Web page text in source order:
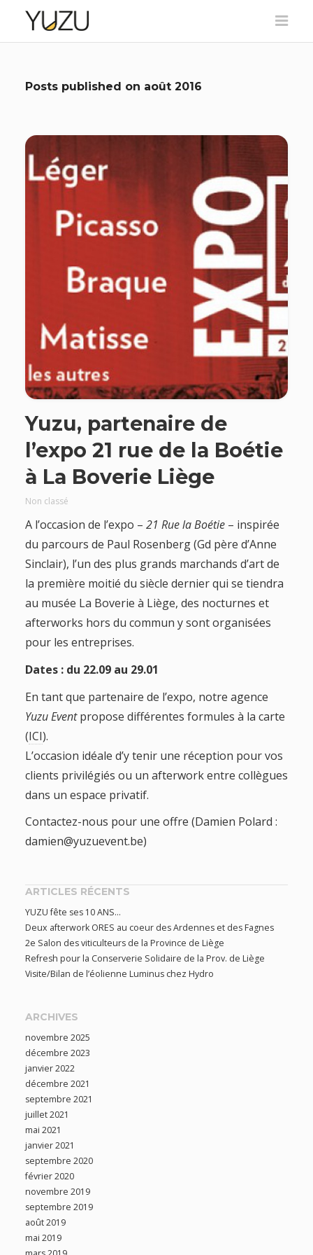
Posts published on août 2016
Yuzu, partenaire de
l’expo 21 rue de la Boétie
à La Boverie Liège
Non classé
A l’occasion de l’expo – 21 Rue la Boétie– inspirée
du parcours de Paul Rosenberg (Gd père d’Anne
Sinclair), l’un des plus grands marchands d’art de
la première moitié du siècle dernier qui se tiendra
au musée La Boverie à Liège, des nocturnes et
afterworks hors du commun y sont organisées
pour les entreprises.
Dates : du 22.09 au 29.01
En tant que partenaire de l’expo, notre agence
Yuzu Eventpropose différentes formules à la carte
(ICI).
L’occasion idéale d’y tenir une réception pour vos
clients privilégiés ou un afterwork entre collègues
dans un espace privatif.
Contactez-nous pour une offre (Damien Polard :
damien@yuzuevent.be)
ARTICLES RÉCENTS
YUZU fête ses 10 ANS…
Deux afterwork ORES au coeur des Ardennes et des Fagnes
2e Salon des viticulteurs de la Province de Liège
Refresh pour la Conserverie Solidaire de la Prov. de Liège
Visite/Bilan de l’éolienne Luminus chez Hydro
ARCHIVES
novembre 2025
décembre 2023
janvier 2022
décembre 2021
septembre 2021
juillet 2021
mai 2021
janvier 2021
septembre 2020
février 2020
novembre 2019
septembre 2019
août 2019
mai 2019